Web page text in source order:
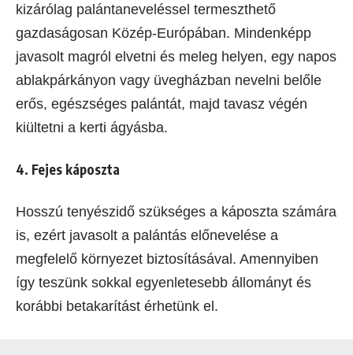
kizárólag palántaneveléssel termeszthető
gazdaságosan Közép-Európában. Mindenképp
javasolt magról elvetni és meleg helyen, egy napos
ablakpárkányon vagy üvegházban nevelni belőle
erős, egészséges palántát, majd tavasz végén
kiültetni a kerti ágyásba.
4. Fejes káposzta
Hosszú tenyészidő szükséges a káposzta számára
is, ezért javasolt a palántás előnevelése a
megfelelő környezet biztosításával. Amennyiben
így teszünk sokkal egyenletesebb állományt és
korábbi betakarítást érhetünk el.